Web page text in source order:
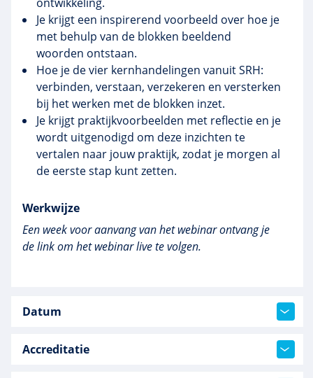
Je krijgt een inspirerend voorbeeld over hoe je
met behulp van de blokken beeldend
woorden ontstaan.
Hoe je de vier kernhandelingen vanuit SRH:
verbinden, verstaan, verzekeren en versterken
bij het werken met de blokken inzet.
Je krijgt praktijkvoorbeelden met reflectie en je
wordt uitgenodigd om deze inzichten te
vertalen naar jouw praktijk, zodat je morgen al
de eerste stap kunt zetten.
Werkwijze
Een week voor aanvang van het webinar ontvang je
de link om het webinar live te volgen.
Datum
Accreditatie